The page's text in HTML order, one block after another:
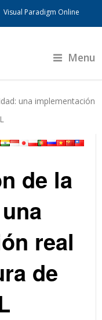
Visual Paradigm Online
Menu
una implementación
de la
real
de